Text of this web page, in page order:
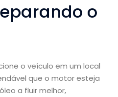
o
o veículo em um local
que o motor esteja
a fluir melhor,